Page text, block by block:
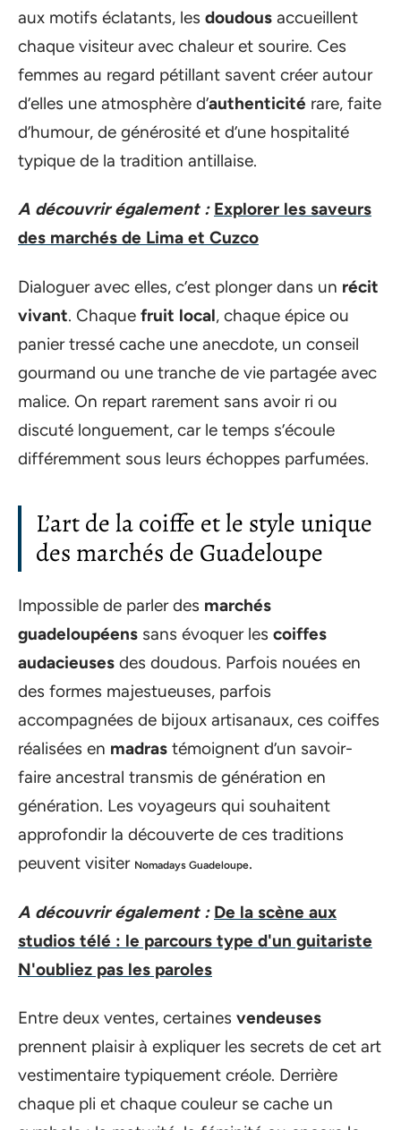
aux motifs éclatants, les doudous accueillent
chaque visiteur avec chaleur et sourire. Ces
femmes au regard pétillant savent créer autour
d’elles une atmosphère d’authenticité rare, faite
d’humour, de générosité et d’une hospitalité
typique de la tradition antillaise.
A découvrir également : Explorer les saveurs
des marchés de Lima et Cuzco
Dialoguer avec elles, c’est plonger dans un récit
vivant. Chaque fruit local, chaque épice ou
panier tressé cache une anecdote, un conseil
gourmand ou une tranche de vie partagée avec
malice. On repart rarement sans avoir ri ou
discuté longuement, car le temps s’écoule
différemment sous leurs échoppes parfumées.
L’art de la coiffe et le style unique
des marchés de Guadeloupe
Impossible de parler des marchés
guadeloupéens sans évoquer les coiffes
audacieuses des doudous. Parfois nouées en
des formes majestueuses, parfois
accompagnées de bijoux artisanaux, ces coiffes
réalisées en madras témoignent d’un savoir-
faire ancestral transmis de génération en
génération. Les voyageurs qui souhaitent
approfondir la découverte de ces traditions
peuvent visiter Nomadays Guadeloupe.
A découvrir également : De la scène aux
studios télé : le parcours type d'un guitariste
N'oubliez pas les paroles
Entre deux ventes, certaines vendeuses
prennent plaisir à expliquer les secrets de cet art
vestimentaire typiquement créole. Derrière
chaque pli et chaque couleur se cache un